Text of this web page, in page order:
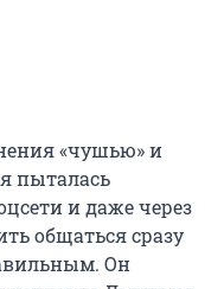
«чушью» и
пыталась
и даже через
общаться сразу
Он